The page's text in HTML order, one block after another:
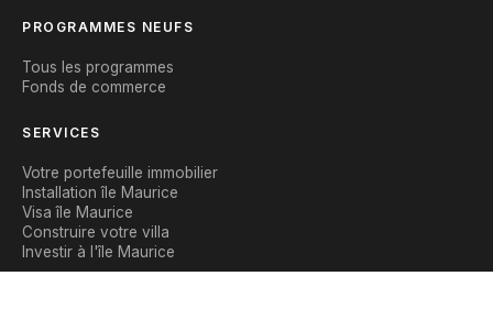
PROGRAMMES NEUFS
Tous les programmes
Fonds de commerce
SERVICES
Votre portefeuille immobilier
Installation île Maurice
Visa île Maurice
Construire votre villa
Investir à l'île Maurice